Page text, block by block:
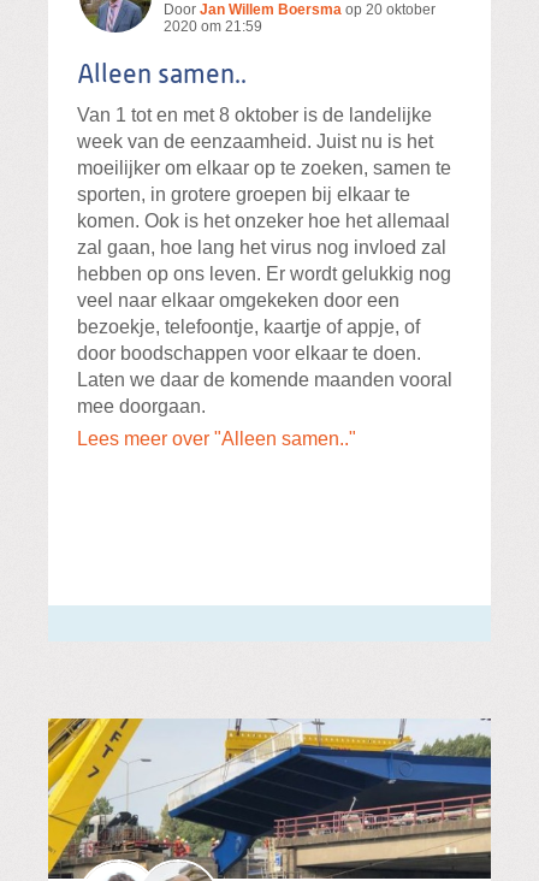
Door Jan Willem Boersma op 20 oktober
2020 om 21:59
Alleen samen..
Van 1 tot en met 8 oktober is de landelijke
week van de eenzaamheid. Juist nu is het
moeilijker om elkaar op te zoeken, samen te
sporten, in grotere groepen bij elkaar te
komen. Ook is het onzeker hoe het allemaal
zal gaan, hoe lang het virus nog invloed zal
hebben op ons leven. Er wordt gelukkig nog
veel naar elkaar omgekeken door een
bezoekje, telefoontje, kaartje of appje, of
door boodschappen voor elkaar te doen.
Laten we daar de komende maanden vooral
mee doorgaan.
Lees meer over "Alleen samen.."